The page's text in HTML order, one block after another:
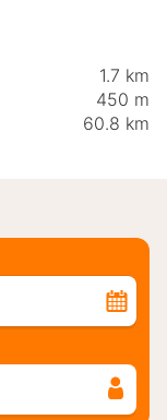
1.7 km
450 m
60.8 km